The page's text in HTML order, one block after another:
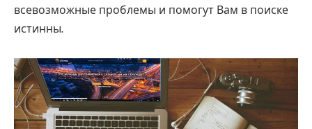
всевозможные проблемы и помогут Вам в поиске
истинны.